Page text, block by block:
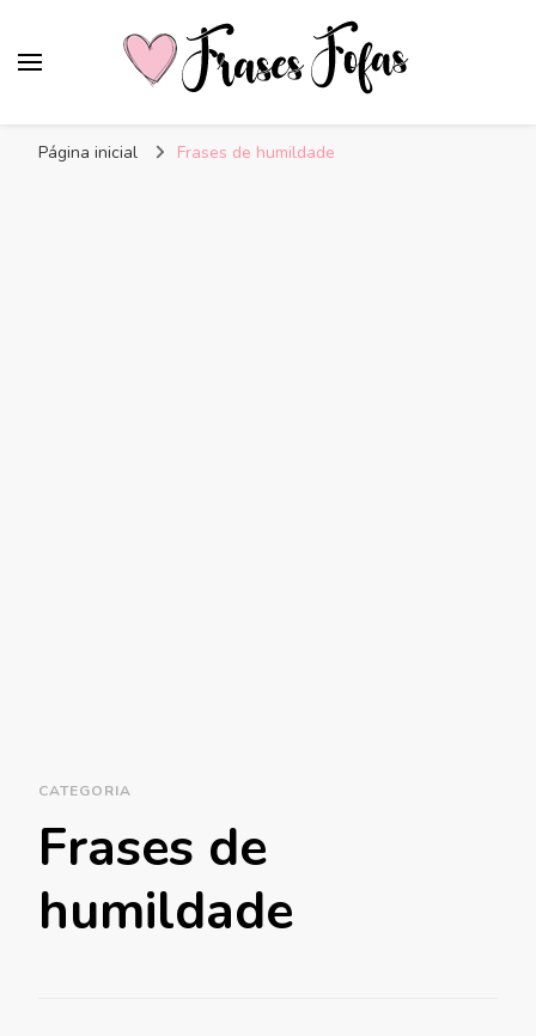
Página inicial Frases de humildade
CATEGORIA
Frases de
humildade